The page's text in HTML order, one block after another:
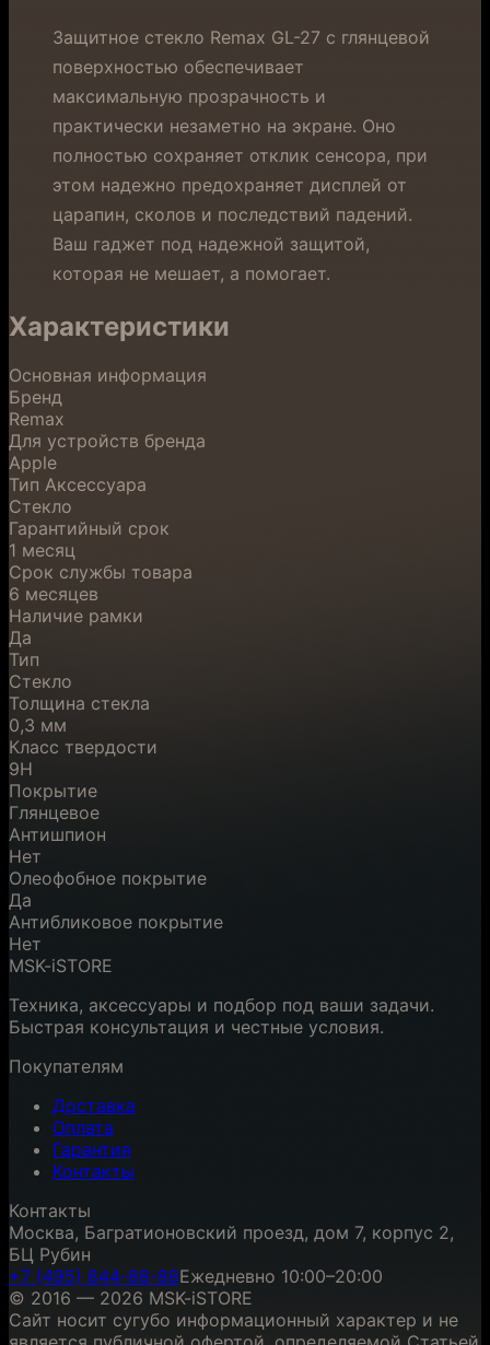
Защитное стекло Remax GL-27 с глянцевой
поверхностью обеспечивает
максимальную прозрачность и
практически незаметно на экране. Оно
полностью сохраняет отклик сенсора, при
этом надежно предохраняет дисплей от
царапин, сколов и последствий падений.
Ваш гаджет под надежной защитой,
которая не мешает, а помогает.
Характеристики
Основная информация
Бренд
Remax
Для устройств бренда
Apple
Тип Аксессуара
Стекло
Гарантийный срок
1 месяц
Срок службы товара
6 месяцев
Наличие рамки
Да
Тип
Стекло
Толщина стекла
0,3 мм
Класс твердости
9H
Покрытие
Глянцевое
Антишпион
Нет
Олеофобное покрытие
Да
Антибликовое покрытие
Нет
MSK-iSTORE
Техника, аксессуары и подбор под ваши задачи.
Быстрая консультация и честные условия.
Покупателям
Доставка
Оплата
Гарантия
Контакты
Контакты
Москва, Багратионовский проезд, дом 7, корпус 2,
БЦ Рубин
+7 (495) 844-88-88Ежедневно 10:00–20:00
© 2016 — 2026 MSK-iSTORE
Сайт носит сугубо информационный характер и не